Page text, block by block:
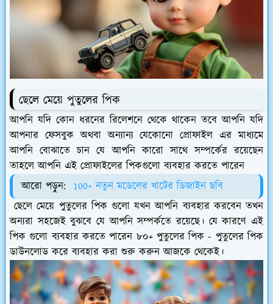
ছেলে মেয়ে পুতুলের পিক
আপনি যদি কোন ধরনের রিলেশনে থেকে থাকেন তবে আপনি যদি
আপনার ফেসবুক অথবা অন্যান্য যেকোনো প্রোফাইল এর মাধ্যমে
আপনি বোঝাতে চান যে আপনি কারো সাথে সম্পর্কের রয়েছেন
তাহলে আপনি এই প্রোফাইলের পিকগুলো ব্যবহার করতে পারেন
আরো পড়ুন: 100+ নতুন মডেলের খাটের ডিজাইন ছবি
ছেলে মেয়ে পুতুলের পিক গুলো যখন আপনি ব্যবহার করবেন তখন
অন্যরা সহজেই বুঝবে যে আপনি সম্পর্কতে রয়েছে। যে কারণে এই
পিক গুলো ব্যবহার করতে পারেন ৮০+ পুতুলের পিক - পুতুলের পিক
ডাউনলোড করে ব্যবহার করা শুরু করুন আজকে থেকেই।